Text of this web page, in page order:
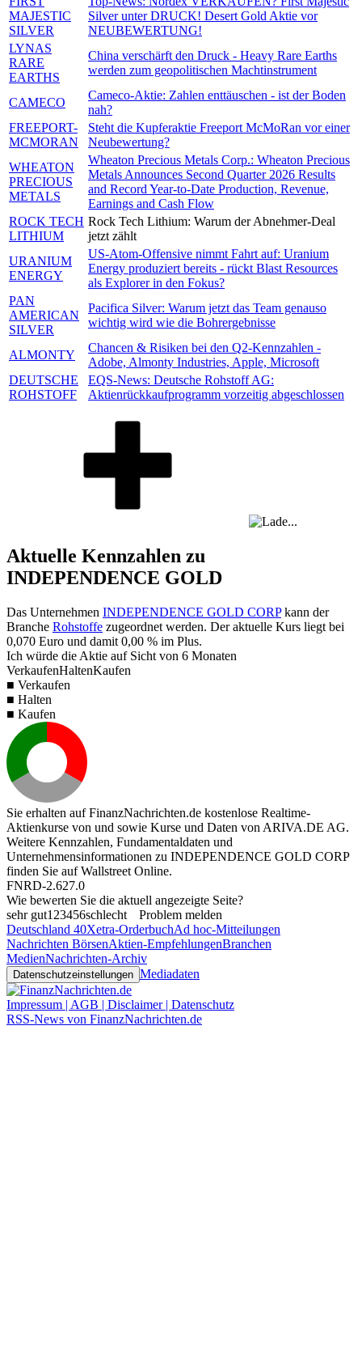
MAJESTIC
SILVER
Silver unter DRUCK! Desert Gold Aktie vor
NEUBEWERTUNG!
LYNAS
RARE
EARTHS
China verschärft den Druck - Heavy Rare Earths
werden zum geopolitischen Machtinstrument
CAMECO
Cameco-Aktie: Zahlen enttäuschen - ist der Boden
nah?
FREEPORT-
MCMORAN
Steht die Kupferaktie Freeport McMoRan vor einer
Neubewertung?
WHEATON
PRECIOUS
METALS
Wheaton Precious Metals Corp.: Wheaton Precious
Metals Announces Second Quarter 2026 Results
and Record Year-to-Date Production, Revenue,
Earnings and Cash Flow
ROCK TECH
LITHIUM
Rock Tech Lithium: Warum der Abnehmer-Deal
jetzt zählt
URANIUM
ENERGY
US-Atom-Offensive nimmt Fahrt auf: Uranium
Energy produziert bereits - rückt Blast Resources
als Explorer in den Fokus?
PAN
AMERICAN
SILVER
Pacifica Silver: Warum jetzt das Team genauso
wichtig wird wie die Bohrergebnisse
ALMONTY
Chancen & Risiken bei den Q2-Kennzahlen -
Adobe, Almonty Industries, Apple, Microsoft
DEUTSCHE
ROHSTOFF
EQS-News: Deutsche Rohstoff AG:
Aktienrückkaufprogramm vorzeitig abgeschlossen
Aktuelle Kennzahlen zu
INDEPENDENCE GOLD
Das Unternehmen INDEPENDENCE GOLD CORPkann der
Branche Rohstoffe zugeordnet werden. Der aktuelle Kurs liegt bei
0,070 Euro und damit 0,00 % im Plus.
Ich würde die Aktie auf Sicht von 6 Monaten
VerkaufenHaltenKaufen
■ Verkaufen
■ Halten
■ Kaufen
Sie erhalten auf FinanzNachrichten.de kostenlose Realtime-
Aktienkurse von und sowie Kurse und Daten von ARIVA.DE AG.
Weitere Kennzahlen, Fundamentaldaten und
Unternehmensinformationen zu INDEPENDENCE GOLD CORP
finden Sie aufWallstreet Online.
FNRD-2.627.0
Wie bewerten Sie die aktuell angezeigte Seite?
sehr gut1 23456schlecht
Problem melden
Deutschland 40Xetra-OrderbuchAd hoc-Mitteilungen
Nachrichten BörsenAktien-EmpfehlungenBranchen
MedienNachrichten-Archiv
Datenschutzeinstellungen Mediadaten
Impressum | AGB | Disclaimer | Datenschutz
RSS-News von FinanzNachrichten.de